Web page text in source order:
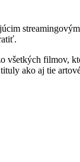
všetkých filmov,
ako aj tie